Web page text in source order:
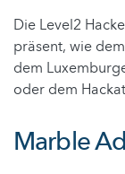
Die Level2
präsent, wie
dem
oder dem
Marble